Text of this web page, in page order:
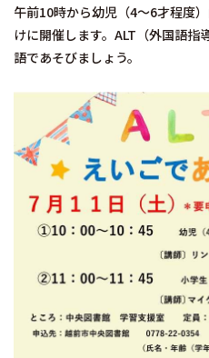
午前10時から幼児（4～6才程度
けに開催します。ALT（外国語指
語であそびましょう。